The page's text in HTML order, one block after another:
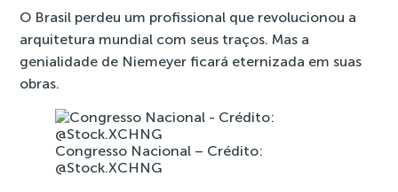
O Brasil perdeu um profissional que revolucionou a
arquitetura mundial com seus traços. Mas a
genialidade de Niemeyer ficará eternizada em suas
obras.
Congresso Nacional – Crédito:
@Stock.XCHNG